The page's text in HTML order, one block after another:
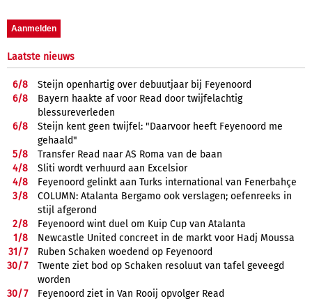
Laatste nieuws
6/8
Steijn openhartig over debuutjaar bij Feyenoord
6/8
Bayern haakte af voor Read door twijfelachtig
blessureverleden
6/8
Steijn kent geen twijfel: "Daarvoor heeft Feyenoord me
gehaald"
5/8
Transfer Read naar AS Roma van de baan
4/8
Sliti wordt verhuurd aan Excelsior
4/8
Feyenoord gelinkt aan Turks international van Fenerbahçe
3/8
COLUMN: Atalanta Bergamo ook verslagen; oefenreeks in
stijl afgerond
2/8
Feyenoord wint duel om Kuip Cup van Atalanta
1/8
Newcastle United concreet in de markt voor Hadj Moussa
31/7
Ruben Schaken woedend op Feyenoord
30/7
Twente ziet bod op Schaken resoluut van tafel geveegd
worden
30/7
Feyenoord ziet in Van Rooij opvolger Read